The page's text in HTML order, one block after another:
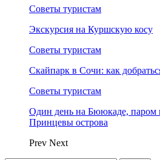
Советы туристам
Экскурсия на Куршскую косу
Советы туристам
Скайпарк в Сочи: как
Советы туристам
Один день на Бююкаде, паром
Принцевы острова
Prev Next